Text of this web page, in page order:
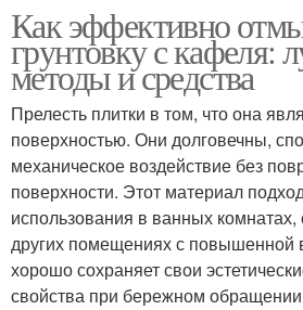
Как эффективно
грунтовку с кафеля:
методы и средства
Прелесть плитки в том, что она
поверхностью. Они долговечны,
механическое воздействие без
поверхности. Этот материал
использования в ванных комнатах,
других помещениях с повышенной
хорошо сохраняет свои
свойства при бережном